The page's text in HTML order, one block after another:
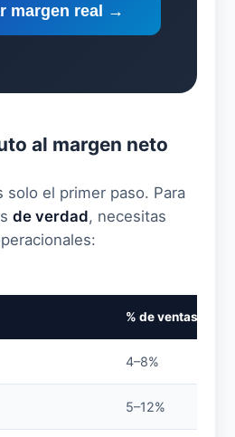
margen real →
al margen neto
solo el primer paso. Para
de verdad, necesitas
% de ventas
4–8%
5–12%